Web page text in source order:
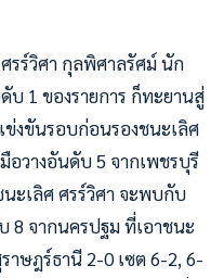
รร์วิศา กุลพิศาลรัศม์ นัก
บ 1 ของรายการ ก็ทะยานสู่
งขันรอบก่อนรองชนะเลิศ
วางอันดับ 5 จากเพชรบุรี
ะเลิศ ศรร์วิศา จะพบกับ
8 จากนครปฐม ที่เอาชนะ
าษฎร์ธานี 2-0 เซต 6-2, 6-